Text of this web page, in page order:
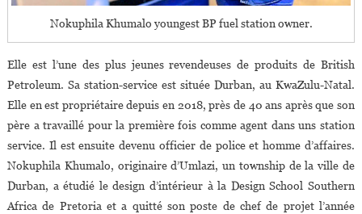
Nokuphila Khumalo youngest BP fuel station owner.
Elle est l’une des plus jeunes revendeuses de produits de British
Petroleum. Sa station-service est située Durban, au KwaZulu-Natal.
Elle en est propriétaire depuis en 2018, près de 40 ans après que son
père a travaillé pour la première fois comme agent dans uns station
service. Il est ensuite devenu officier de police et homme d’affaires.
Nokuphila Khumalo, originaire d’Umlazi, un township de la ville de
Durban, a étudié le design d’intérieur à la Design School Southern
Africa de Pretoria et a quitté son poste de chef de projet l’année